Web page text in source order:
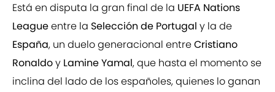
Está en disputa la gran final de la UEFA Nations
Leagueentre la Selección de Portugal y la de
España, un duelo generacional entreCristiano
Ronaldoy Lamine Yamal, que hasta el momento se
inclina del lado de los españoles, quienes lo ganan